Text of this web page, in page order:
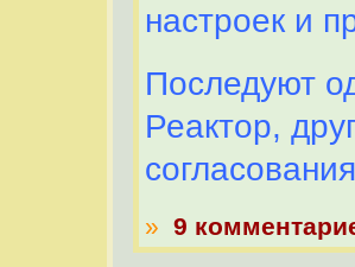
настроек и
Последуют
Реактор,
» 9